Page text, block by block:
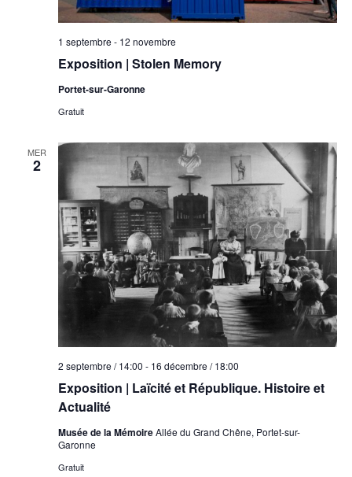
Exposition | Stolen Memory
1 septembre - 12 novembre
Portet-sur-Garonne
Gratuit
MER
2
Exposition | Laïcité et République. Histoire et
Actualité
2 septembre / 14:00 - 16 décembre / 18:00
Musée de la MémoireAllée du Grand Chêne, Portet-sur-
Garonne
Gratuit